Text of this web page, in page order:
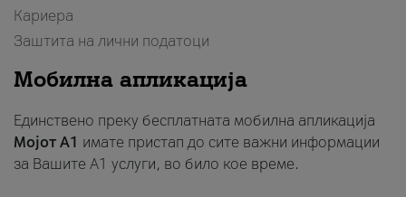
Кариера
Заштита на лични податоци
Мобилна апликација
Единствено преку бесплатната мобилна апликација
Мојот A1 имате пристап до сите важни информации
за Вашите A1 услуги, во било кое време.